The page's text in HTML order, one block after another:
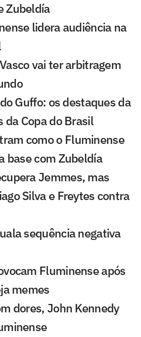
Zubeldía
lidera audiência na
vai ter arbitragem
Guffo: os destaques da
da Copa do Brasil
como o Fluminense
base com Zubeldía
Jemmes, mas
Silva e Freytes contra
sequência negativa
Fluminense após
memes
dores, John Kennedy